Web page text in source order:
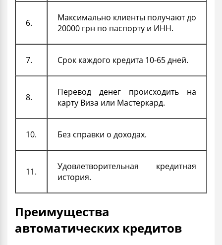
6.
Максимально клиенты получают до
20000 грн по паспорту и ИНН.
7. Срок каждого кредита 10-65 дней.
8.
Перевод денег происходить на
карту Виза или Мастеркард.
10. Без справки о доходах.
11.
Удовлетворительная кредитная
история.
Преимущества
автоматических кредитов